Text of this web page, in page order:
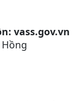
vass.gov.vn